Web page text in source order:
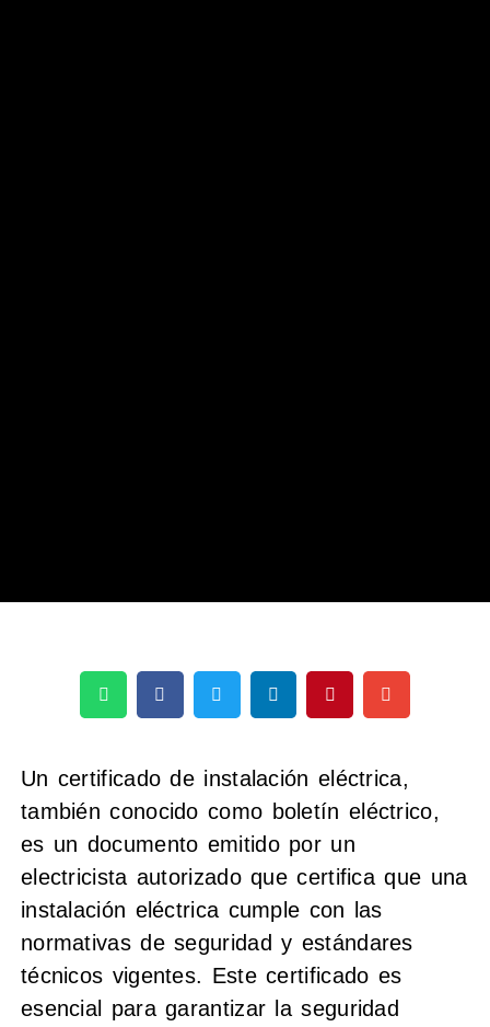
Un certificado de instalación eléctrica,
también conocido como boletín eléctrico,
es un documento emitido por un
electricista autorizado que certifica que una
instalación eléctrica cumple con las
normativas de seguridad y estándares
técnicos vigentes. Este certificado es
esencial para garantizar la seguridad